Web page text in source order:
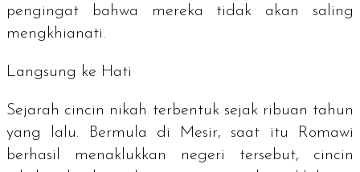
pengingat bahwa mereka tidak akan saling
mengkhianati.
Langsung ke Hati
Sejarah cincin nikah terbentuk sejak ribuan tahun
yang lalu. Bermula di Mesir, saat itu Romawi
berhasil menaklukkan negeri tersebut, cincin